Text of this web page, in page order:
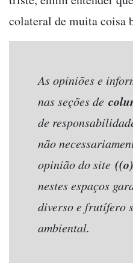
colateral de muita coisa
As opiniões e
nas seções de
de
não
opinião do site
nestes espaços
diverso e frutífero
ambiental.